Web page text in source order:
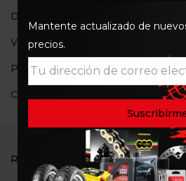
Descripción
Valoraciones (0)
Políticas de la tienda
Consultas
RELATED PRODUCTS
Mantente actualizado de
precios.